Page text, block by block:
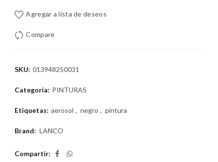
Agregar a lista de deseos
Compare
SKU: 013948250031
Categoría: PINTURAS
Etiquetas: aerosol , negro , pintura
Brand: LANCO
Compartir